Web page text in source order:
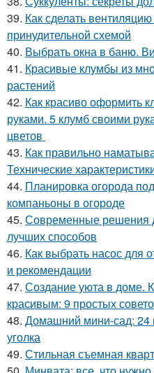
39. Как сделать
принудительной схемой
40. Выбрать окна в баню.
41. Красивые клумбы из
растений
42. Как красиво оформить
руками. 5 клумб своими
цветов
43. Как правильно
Технические
44. Планировка огорода
компаньоны в огороде
45. Современные решения
лучших способов
46. Как выбрать насос для
и рекомендации
47. Создание уюта в доме.
красивым: 9 простых
48. Домашний мини-сад: 24
уголка
49. Стильная съемная